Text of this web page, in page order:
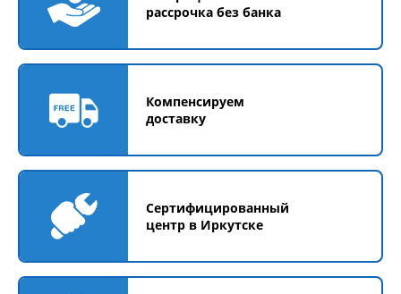
рассрочка без банка
Компенсируем
доставку
Сертифицированный
центр в Иркутске